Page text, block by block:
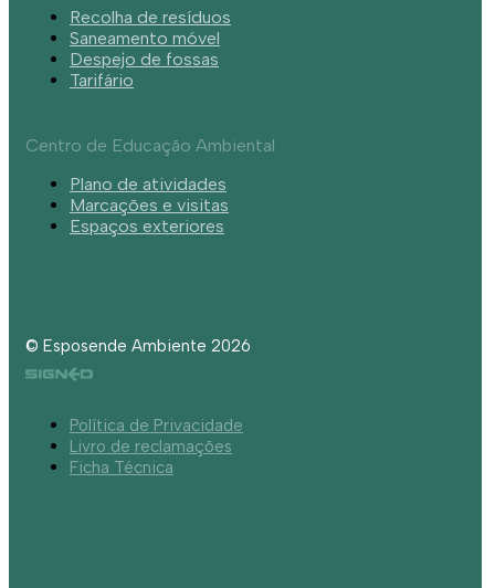
Recolha de resíduos
Saneamento móvel
Despejo de fossas
Tarifário
Centro de Educação Ambiental
Plano de atividades
Marcações e visitas
Espaços exteriores
© Esposende Ambiente 2026
Política de Privacidade
Livro de reclamações
Ficha Técnica